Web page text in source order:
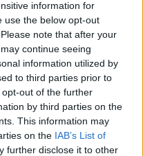
information for
use the below opt-out
note that after your
continue seeing
information utilized by
to third parties prior to
out of the further
by third parties on the
This information may
on the IAB’s List of
further disclose it to other
seller lesz, vagy
– Csúszni fog a